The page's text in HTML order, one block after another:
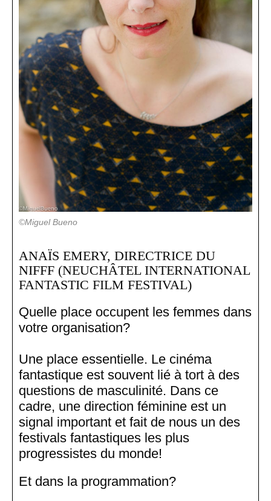
©Miguel Bueno
ANAÏS EMERY, DIRECTRICE DU
NIFFF (NEUCHÂTEL INTERNATIONAL
FANTASTIC FILM FESTIVAL)
Quelle place occupent les femmes dans
votre organisation?
Une place essentielle. Le cinéma
fantastique est souvent lié à tort à des
questions de masculinité. Dans ce
cadre, une direction féminine est un
signal important et fait de nous un des
festivals fantastiques les plus
progressistes du monde!
Et dans la programmation?